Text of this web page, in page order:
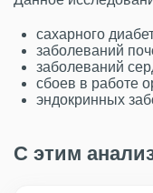
сахарного
заболеваний
заболеваний
сбоев в работе
эндокринных
С этим